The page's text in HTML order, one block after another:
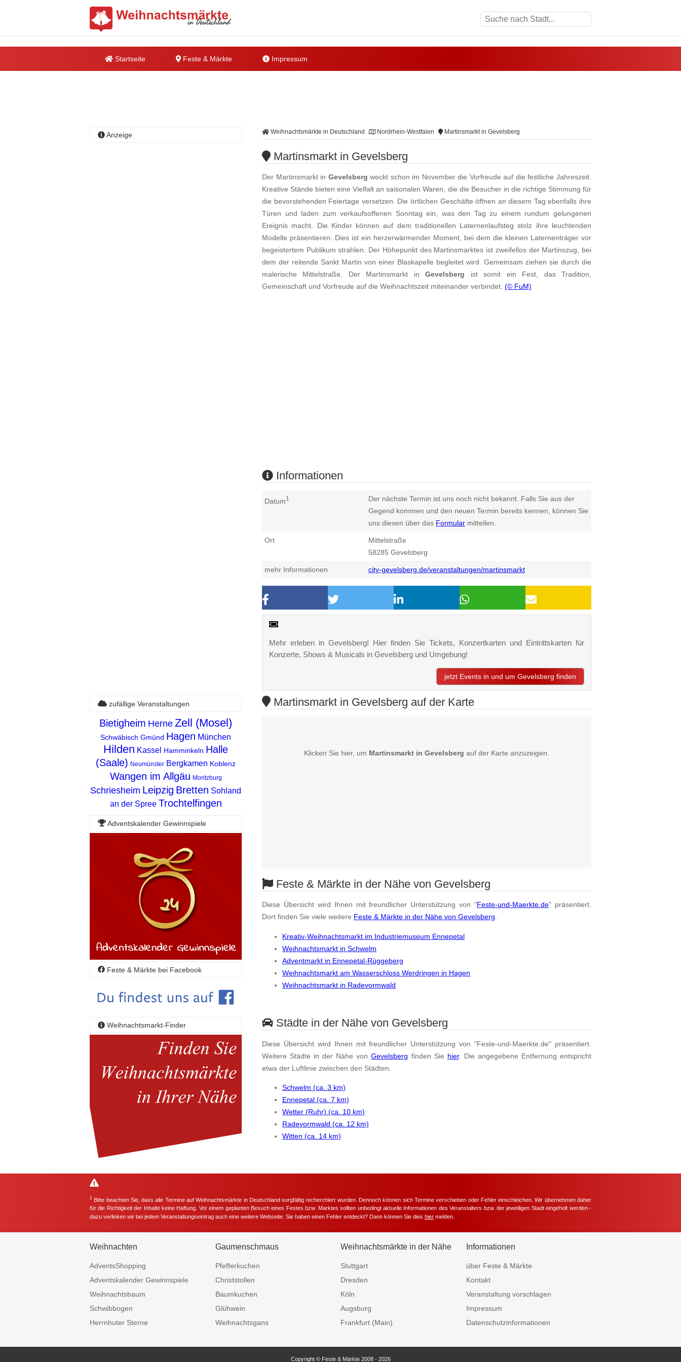
Startseite Feste & Märkte Impressum
Weihnachtsmärkte in Deutschland Nordrhein-Westfalen Martinsmarkt in Gevelsberg
Martinsmarkt in Gevelsberg
Der Martinsmarkt in Gevelsberg weckt schon im November die Vorfreude auf die festliche Jahreszeit.
Kreative Stände bieten eine Vielfalt an saisonalen Waren, die die Besucher in die richtige Stimmung für
die bevorstehenden Feiertage versetzen. Die örtlichen Geschäfte öffnen an diesem Tag ebenfalls ihre
Türen und laden zum verkaufsoffenen Sonntag ein, was den Tag zu einem rundum gelungenen
Ereignis macht. Die Kinder können auf dem traditionellen Laternenlaufsteg stolz ihre leuchtenden
Modelle präsentieren. Dies ist ein herzerwärmender Moment, bei dem die kleinen Laternenträger vor
begeistertem Publikum strahlen. Der Höhepunkt des Martinsmarktes ist zweifellos der Martinszug, bei
dem der reitende Sankt Martin von einer Blaskapelle begleitet wird. Gemeinsam ziehen sie durch die
malerische Mittelstraße. Der Martinsmarkt inGevelsberg ist somit ein Fest, das Tradition,
Gemeinschaft und Vorfreude auf die Weihnachtszeit miteinander verbindet. (© FuM)
Informationen
Datum1
Der nächste Termin ist uns noch nicht bekannt. Falls Sie aus der
Gegend kommen und den neuen Termin bereits kennen, können Sie
uns diesen über das Formular mitteilen.
Ort
Mittelstraße
58285 Gevelsberg
mehr Informationen city-gevelsberg.de/veranstaltungen/martinsmarkt
Mehr erleben in Gevelsberg! Hier finden Sie Tickets, Konzertkarten und Eintrittskarten für
Konzerte, Shows & Musicals in Gevelsberg und Umgebung!
jetzt Events in und um Gevelsberg finden
Anzeige
Martinsmarkt in Gevelsberg auf der Karte
Klicken Sie hier, um Martinsmarkt in Gevelsberg auf der Karte anzuzeigen.
Feste & Märkte in der Nähe von Gevelsberg
Diese Übersicht wird Ihnen mit freundlicher Unterstützung von "Feste-und-Maerkte.de" präsentiert.
Dort finden Sie viele weitere Feste & Märkte in der Nähe von Gevelsberg.
Kreativ-Weihnachtsmarkt im Industriemuseum Ennepetal
Weihnachtsmarkt in Schwelm
Adventmarkt in Ennepetal-Rüggeberg
Weihnachtsmarkt am Wasserschloss Werdringen in Hagen
Weihnachtsmarkt in Radevormwald
Städte in der Nähe von Gevelsberg
Diese Übersicht wird Ihnen mit freundlicher Unterstützung von "Feste-und-Maerkte.de" präsentiert.
Weitere Städte in der Nähe vonGevelsberg finden Sie hier. Die angegebene Entfernung entspricht
etwa der Luftlinie zwischen den Städten.
Schwelm (ca. 3 km)
Ennepetal (ca. 7 km)
Wetter (Ruhr) (ca. 10 km)
Radevormwald (ca. 12 km)
Witten (ca. 14 km)
zufällige Veranstaltungen
Bietigheim Herne Zell (Mosel)
Schwäbisch Gmünd Hagen München
Hilden Kassel Hamminkeln Halle
(Saale) Neumünster Bergkamen Koblenz
Wangen im Allgäu Moritzburg
Schriesheim Leipzig Bretten Sohland
an der Spree Trochtelfingen
Adventskalender Gewinnspiele
Feste & Märkte bei Facebook
Weihnachtsmarkt-Finder
1 Bitte beachten Sie, dass alle Termine auf Weihnachtsmärkte in Deutschland sorgfältig recherchiert wurden. Dennoch können sich Termine verschieben oder Fehler einschleichen. Wir übernehmen daher
für die Richtigkeit der Inhalte keine Haftung. Vor einem geplanten Besuch eines Festes bzw. Marktes sollten unbedingt aktuelle Informationen des Veranstalters bzw. der jeweiligen Stadt eingeholt werden -
dazu verlinken wir bei jedem Veranstaltungseintrag auch eine weitere Webseite. Sie haben einen Fehler entdeckt? Dann können Sie dies hier melden.
Weihnachten
AdventsShopping
Adventskalender Gewinnspiele
Weihnachtsbaum
Schwibbogen
Herrnhuter Sterne
Gaumenschmaus
Pfefferkuchen
Christstollen
Baumkuchen
Glühwein
Weihnachtsgans
Weihnachtsmärkte in der Nähe
Stuttgart
Dresden
Köln
Augsburg
Frankfurt (Main)
Informationen
über Feste & Märkte
Kontakt
Veranstaltung vorschlagen
Impressum
Datenschutzinformationen
Copyright © Feste & Märkte 2008 - 2026